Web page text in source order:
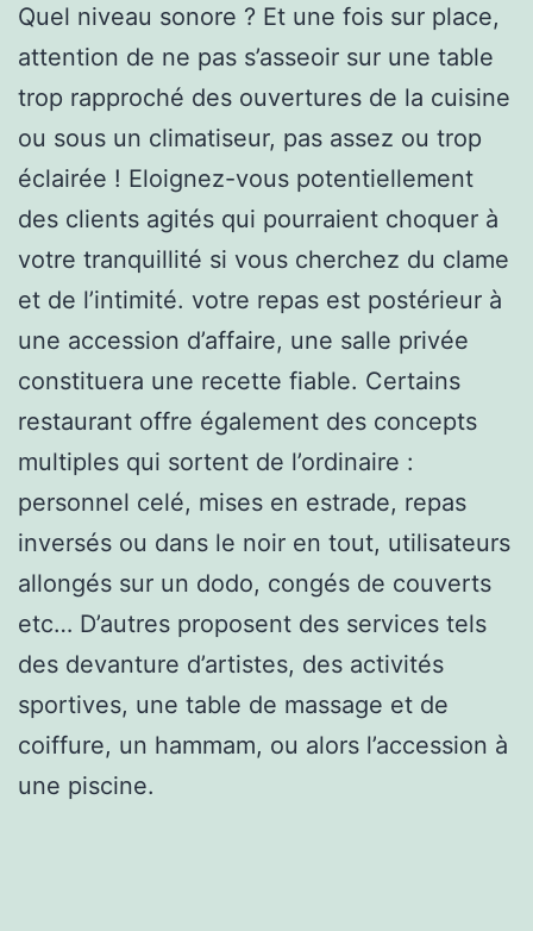
Quel niveau sonore ? Et une fois sur place,
attention de ne pas s’asseoir sur une table
trop rapproché des ouvertures de la cuisine
ou sous un climatiseur, pas assez ou trop
éclairée ! Eloignez-vous potentiellement
des clients agités qui pourraient choquer à
votre tranquillité si vous cherchez du clame
et de l’intimité. votre repas est postérieur à
une accession d’affaire, une salle privée
constituera une recette fiable. Certains
restaurant offre également des concepts
multiples qui sortent de l’ordinaire :
personnel celé, mises en estrade, repas
inversés ou dans le noir en tout, utilisateurs
allongés sur un dodo, congés de couverts
etc… D’autres proposent des services tels
des devanture d’artistes, des activités
sportives, une table de massage et de
coiffure, un hammam, ou alors l’accession à
une piscine.